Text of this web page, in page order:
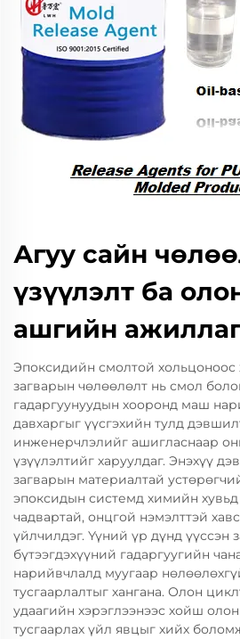
Агуу сайн
үзүүлэлт ба
ашгийн
Эпоксидийн смолтой хольцоноос
загварын чөлөөлөлт нь смол
гадаргуунуудын хооронд маш
давхаргыг үүсгэхийн тулд
инженерчлэлийг ашигласнаар
үзүүлэлтийг харуулдаг. Энэхүү
загварын материалтай
эпоксидын системд химийн хувьд
чадвартай, онцгой нэмэлттэй
үйлчилдэг. Үүний үр дүнд үүссэн
бүтээгдэхүүний гадаргуугийн
нарийвчлалд муугаар
тусгаарлалтыг хангана. Олон
удаагийн хэрэглээнээс хойш
тусгаарлах үйл явцыг хийх